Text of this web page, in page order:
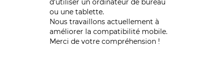
d'utiliser un ordinateur de bureau
ou une tablette.
Nous travaillons actuellement à
améliorer la compatibilité mobile.
Merci de votre compréhension !